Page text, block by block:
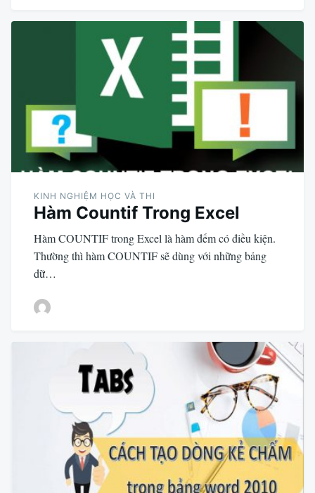
KINH NGHIỆM HỌC VÀ THI
Hàm Countif Trong Excel
Hàm COUNTIF trong Excel là hàm đếm có điều kiện.
Thường thì hàm COUNTIF sẽ dùng với những bảng
dữ…